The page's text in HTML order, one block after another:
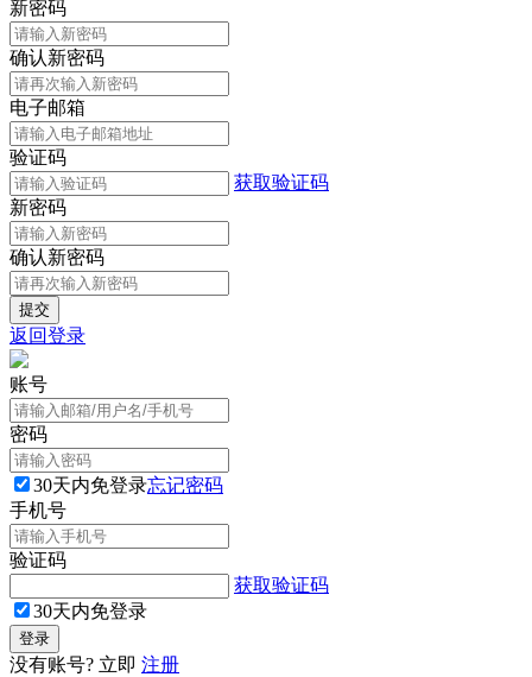
新密码
确认新密码
电子邮箱
验证码
获取验证码
新密码
确认新密码
返回登录
账号
密码
30天内免登录忘记密码
手机号
验证码
获取验证码
30天内免登录
没有账号? 立即 注册